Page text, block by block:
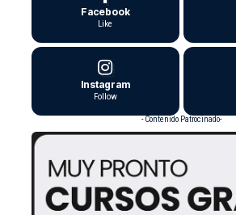
Facebook
Like
Instagram
Follow
- Contenido Patrocinado-